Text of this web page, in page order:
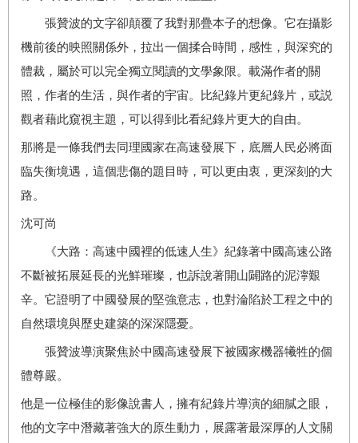
張贊波的文字卻顛覆了我對那疊本子的想像。它在攝影
機前後的映照關係外，拉出一個揉合時間，感性，與深究的
體裁，屬於可以完全獨立閱讀的文學象限。載滿作者的關
照，作者的生活，與作者的宇宙。比紀錄片更紀錄片，或説
觀者藉此窺視主題，可以得到比看紀錄片更大的自由。
那將是一條我們去同理國家在高速發展下，底層人民必將面
臨失衡境遇，這個悲傷的題目時，可以更由衷，更深刻的大
路。
沈可尚
《大路：高速中國裡的低速人生》紀錄著中國高速公路
不斷被拓展延長的光鮮璀璨，也訴說著開山闢路的泥濘艱
辛。它證明了中國發展的堅強意志，也對淪陷於工程之中的
自然環境與歷史建築的深深隱憂。
張贊波導演聚焦於中國高速發展下被國家機器犧牲的個
體尊嚴。
他是一位極佳的影像說書人，擁有紀錄片導演的細膩之眼，
他的文字中潛藏著強大的原生動力，展露著最深厚的人文關